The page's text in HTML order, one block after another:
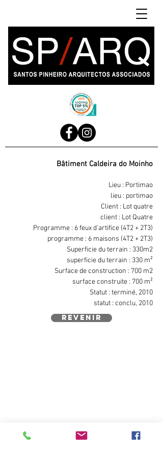
Bâtiment Caldeira do Moinho
Lieu : Portimao
lieu : portimao
Client : Lot quatre
client : Lot Quatre
Programme : 6 feux d'artifice (4T2 + 2T3)
programme : 6 maisons (4T2 + 2T3)
Superficie du terrain : 330m2
superficie du terrain : 330 m²
Surface de construction : 700 m2
surface construite : 700 m²
Statut : terminé, 2010
statut : conclu, 2010
revenir